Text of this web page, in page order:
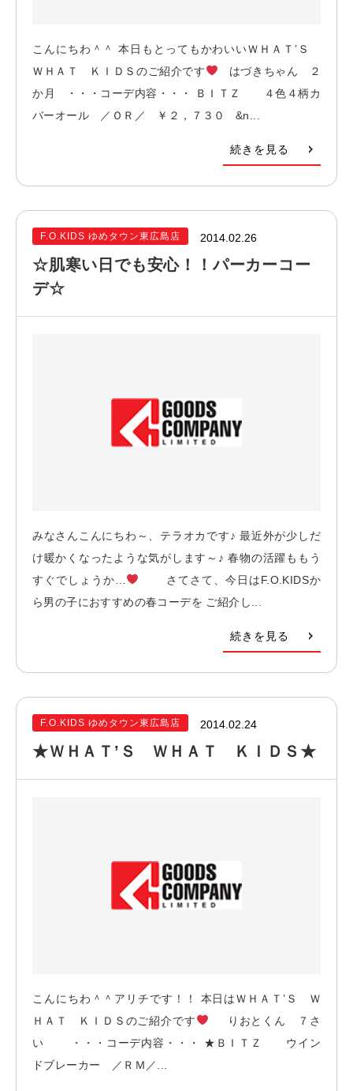
こんにちわ＾＾ 本日もとってもかわいいＷＨＡＴ’Ｓ
ＷＨＡＴ ＫＩＤＳのご紹介です
はづきちゃん ２
か月 ・・・コーデ内容・・・ ＢＩＴＺ ４色４柄カ
バーオール ／ＯＲ／ ￥２，７３０ &n...
続きを見る
F.O.KIDS ゆめタウン東広島店 2014.02.26
☆肌寒い日でも安心！！パーカーコー
デ☆
みなさんこんにちわ～、テラオカです♪ 最近外が少しだ
け暖かくなったような気がします～♪ 春物の活躍ももう
すぐでしょうか…
さてさて、今日はF.O.KIDSか
ら男の子におすすめの春コーデを ご紹介し...
続きを見る
F.O.KIDS ゆめタウン東広島店 2014.02.24
★ＷＨＡＴ’Ｓ ＷＨＡＴ ＫＩＤＳ★
こんにちわ＾＾アリチです！！ 本日はＷＨＡＴ’Ｓ Ｗ
ＨＡＴ ＫＩＤＳのご紹介です
りおとくん ７さ
い ・・・コーデ内容・・・ ★ＢＩＴＺ ウイン
ドブレーカー ／ＲＭ／...